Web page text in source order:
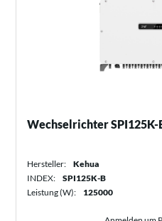
Wechselrichter SPI125K-
Hersteller:
Kehua
INDEX:
SPI125K-B
Leistung (W):
125000